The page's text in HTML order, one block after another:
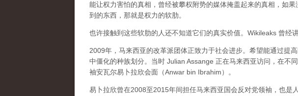
能让权力害怕的真相，曾经被攀权附势的媒体掩盖起来的真相，如
到的东西，那就是权力的软肋。
也许接触到这些软肋的人还不知道它们的真实价值。Wikileaks 曾经
2009年，马来西亚的改革派团体正致力于社会进步。希望能通过提
中僵化的种族划分。当时 Julian Assange 正在马来西亚访问，在不
袖安瓦尔易卜拉欣会面（Anwar bin Ibrahim）。
易卜拉欣曾在2008至2015年间担任马来西亚国会反对党领袖，也是